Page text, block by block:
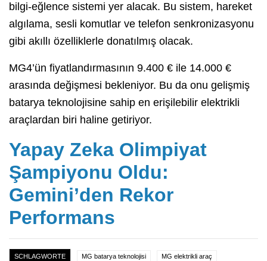
bilgi-eğlence sistemi yer alacak. Bu sistem, hareket
algılama, sesli komutlar ve telefon senkronizasyonu
gibi akıllı özelliklerle donatılmış olacak.
MG4’ün fiyatlandırmasının 9.400 € ile 14.000 €
arasında değişmesi bekleniyor. Bu da onu gelişmiş
batarya teknolojisine sahip en erişilebilir elektrikli
araçlardan biri haline getiriyor.
Yapay Zeka Olimpiyat
Şampiyonu Oldu:
Gemini’den Rekor
Performans
SCHLAGWORTE MG batarya teknolojisi MG elektrikli araç